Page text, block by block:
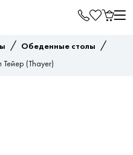
/ Обеденные столы /
(Thayer)